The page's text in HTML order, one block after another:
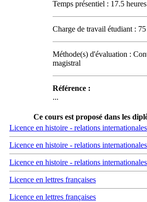
Temps présentiel : 17.5 heures
Charge de travail étudiant : 75
Méthode(s) d'évaluation :
magistral
Référence :
...
Ce cours est proposé dans les
Licence en histoire - relations internationales
Licence en histoire - relations internationales
Licence en histoire - relations internationales
Licence en lettres françaises
Licence en lettres françaises